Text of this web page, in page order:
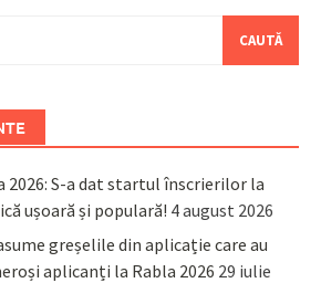
2026: S-a dat startul înscrierilor la
ușoară și populară! 4 august 2026
greșelile din aplicație care au
aplicanți la Rabla 2026 29 iulie